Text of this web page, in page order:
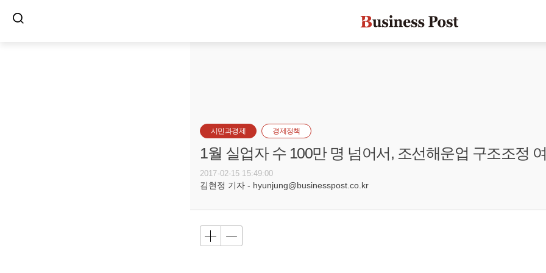
시민과경제 경제정책
1월 실업자 수 100만 명 넘어서, 조선해운업 구조조정
2017-02-15 15:49:00
김현정 기자 - hyunjung@businesspost.co.kr